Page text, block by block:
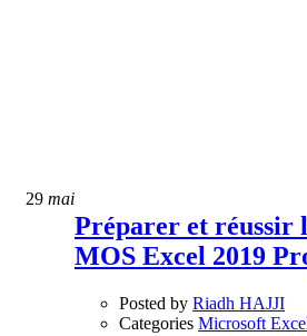
29 mai
Préparer et réussir
MOS Excel 2019
Posted by Riadh HAJJI
Categories Microsoft